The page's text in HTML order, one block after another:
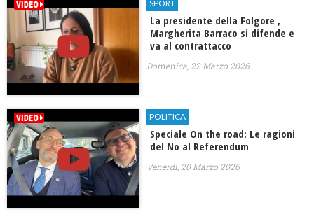
SPORT
La presidente della Folgore ,
Margherita Barraco si difende e
va al contrattacco
Domenica, 22 Marzo 2026
POLITICA
Speciale On the road: Le ragioni
del No al Referendum
Venerdì, 20 Marzo 2026